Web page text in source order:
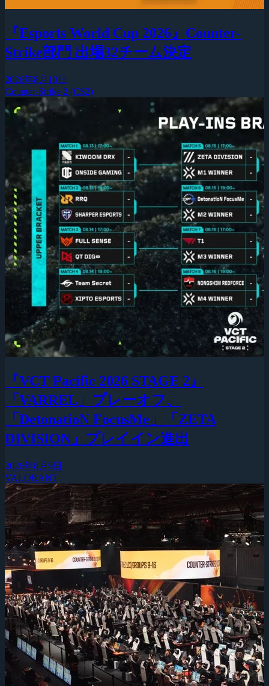
『Esports World Cup 2026』Counter-
Strike部門 出場32チーム決定
2026年8月10日
Counter-Strike 2 (CS2)
『VCT Pacific 2026 STAGE 2』
「VARREL」プレーオフ、
「DetonatioN FocusMe」「ZETA
DIVISION」プレイイン進出
2026年8月9日
VALORANT